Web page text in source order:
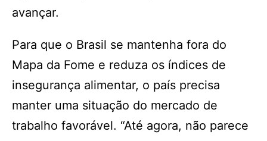
avançar.
Para que o Brasil se mantenha fora do
Mapa da Fome e reduza os índices de
insegurança alimentar, o país precisa
manter uma situação do mercado de
trabalho favorável. “Até agora, não parece